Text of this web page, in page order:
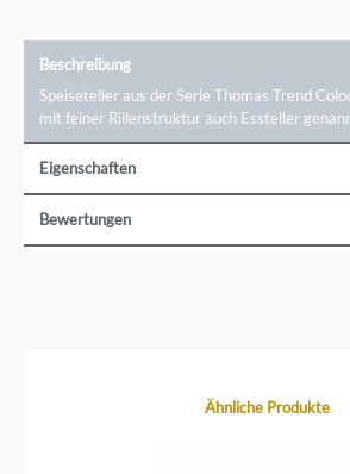
Beschreibung
Speiseteller aus der Serie Thomas Trend
mit feiner Rillenstruktur auch Essteller
Eigenschaften
Bewertungen
Produktgalerie überspringenÄhnliche Produkte